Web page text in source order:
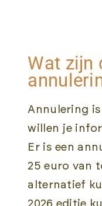
Wat zijn
Annulering
willen je
Er is een
25 euro van
alternatief